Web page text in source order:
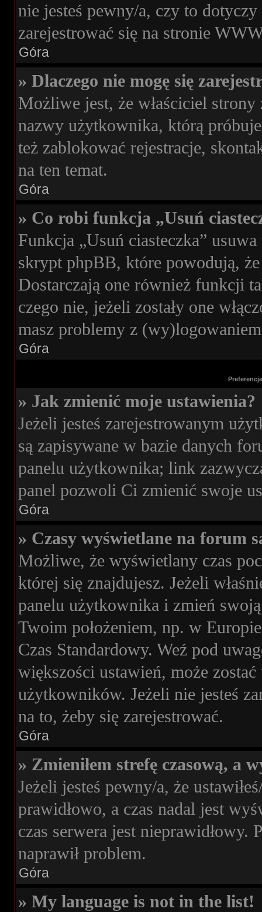
nie jesteś pewny/a, czy to
zarejestrować się na stronie
Góra
» Dlaczego nie mogę się
Możliwe jest, że właściciel strony
nazwy użytkownika, którą
też zablokować rejestracje,
na ten temat.
Góra
» Co robi funkcja „Usuń
Funkcja „Usuń ciasteczka”
skrypt phpBB, które powodują,
Dostarczają one również funkcji
czego nie, jeżeli zostały one
masz problemy z
Góra
» Jak zmienić moje ustawienia?
Jeżeli jesteś zarejestrowanym
są zapisywane w bazie danych
panelu użytkownika; link
panel pozwoli Ci zmienić swoje
Góra
» Czasy wyświetlane na forum
Możliwe, że wyświetlany czas
której się znajdujesz. Jeżeli
panelu użytkownika i zmień swoją
Twoim położeniem, np. w
Czas Standardowy. Weź pod
większości ustawień, może
użytkowników. Jeżeli nie jesteś
na to, żeby się zarejestrować.
Góra
» Zmieniłem strefę czasową, a
Jeżeli jesteś pewny/a, że
prawidłowo, a czas nadal jest
czas serwera jest
naprawił problem.
Góra
» My language is not in the list!